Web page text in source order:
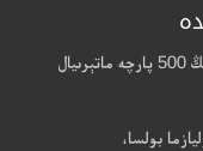
ئۇيغۇر كىتاب تورى ۋە ماقالىلەر ئامبىرى 26 مىڭ 500 پارچە ماتېرىيال
بولسا،